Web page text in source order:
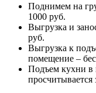
Поднимем на
1000 руб.
Выгрузка и
руб.
Выгрузка к
помещение –
Подъем кухни в